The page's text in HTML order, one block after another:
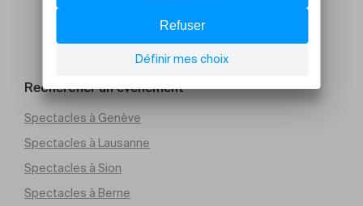
Rechercher un évènement
Spectacles à Genève
Spectacles à Lausanne
Spectacles à Sion
Spectacles à Berne